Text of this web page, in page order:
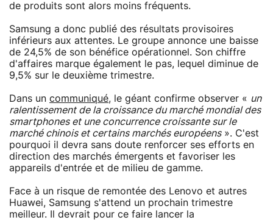
de produits sont alors moins fréquents.
Samsung a donc publié des résultats provisoires
inférieurs aux attentes. Le groupe annonce une baisse
de 24,5% de son bénéfice opérationnel. Son chiffre
d'affaires marque également le pas, lequel diminue de
9,5% sur le deuxième trimestre.
Dans un communiqué, le géant confirme observer « un
ralentissement de la croissance du marché mondial des
smartphones et une concurrence croissante sur le
marché chinois et certains marchés européens». C'est
pourquoi il devra sans doute renforcer ses efforts en
direction des marchés émergents et favoriser les
appareils d'entrée et de milieu de gamme.
Face à un risque de remontée des Lenovo et autres
Huawei, Samsung s'attend un prochain trimestre
meilleur. Il devrait pour ce faire lancer la